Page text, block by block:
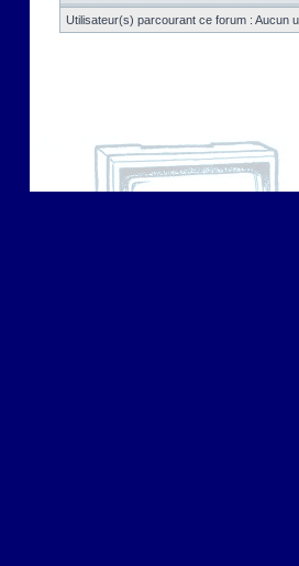
Utilisateur(s) parcourant ce forum : Aucun